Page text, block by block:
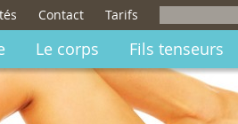
Contact Tarifs
Le corps Fils tenseurs